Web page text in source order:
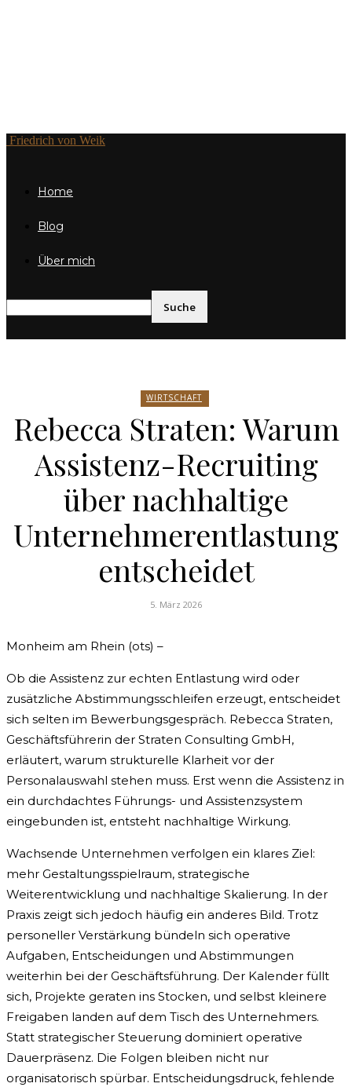
Friedrich von Weik
Home
Blog
Über mich
WIRTSCHAFT
Rebecca Straten: Warum
Assistenz-Recruiting
über nachhaltige
Unternehmerentlastung
entscheidet
5. März 2026
Monheim am Rhein (ots) –
Ob die Assistenz zur echten Entlastung wird oder
zusätzliche Abstimmungsschleifen erzeugt, entscheidet
sich selten im Bewerbungsgespräch. Rebecca Straten,
Geschäftsführerin der Straten Consulting GmbH,
erläutert, warum strukturelle Klarheit vor der
Personalauswahl stehen muss. Erst wenn die Assistenz in
ein durchdachtes Führungs- und Assistenzsystem
eingebunden ist, entsteht nachhaltige Wirkung.
Wachsende Unternehmen verfolgen ein klares Ziel:
mehr Gestaltungsspielraum, strategische
Weiterentwicklung und nachhaltige Skalierung. In der
Praxis zeigt sich jedoch häufig ein anderes Bild. Trotz
personeller Verstärkung bündeln sich operative
Aufgaben, Entscheidungen und Abstimmungen
weiterhin bei der Geschäftsführung. Der Kalender füllt
sich, Projekte geraten ins Stocken, und selbst kleinere
Freigaben landen auf dem Tisch des Unternehmers.
Statt strategischer Steuerung dominiert operative
Dauerpräsenz. Die Folgen bleiben nicht nur
organisatorisch spürbar. Entscheidungsdruck, fehlende